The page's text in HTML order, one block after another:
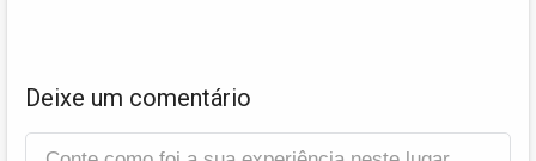
Deixe um comentário